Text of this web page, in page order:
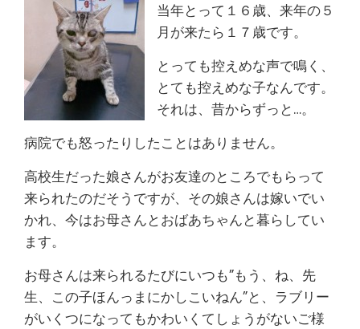
当年とって１６歳、来年の５
月が来たら１７歳です。
とっても控えめな声で鳴く、
とても控えめな子なんです。
それは、昔からずっと…。
病院でも怒ったりしたことはありません。
高校生だった娘さんがお友達のところでもらって
来られたのだそうですが、その娘さんは嫁いでい
かれ、今はお母さんとおばあちゃんと暮らしてい
ます。
お母さんは来られるたびにいつも”もう、ね、先
生、この子ほんっまにかしこいねん”と、ラブリー
がいくつになってもかわいくてしょうがないご様